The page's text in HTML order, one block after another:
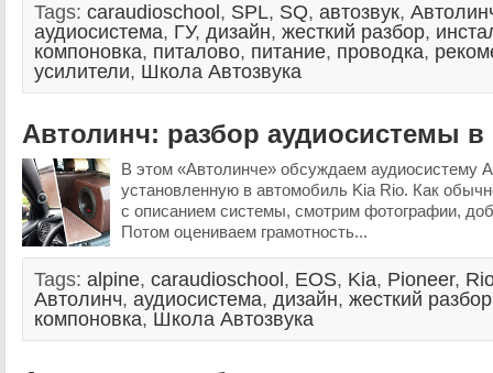
Tags: caraudioschool , SPL, SQ, автозвук,
аудиосистема, ГУ, дизайн, жесткий разбор,
компоновка, питалово, питание, проводка,
усилители, Школа Автозвука
Автолинч: разбор аудиосистемы в
В этом «Автолинче» обсуждаем аудиосистему
установленную в автомобиль Kia Rio. Как
с описанием системы, смотрим фотографии,
Потом оцениваем грамотность...
Tags: alpine, caraudioschool , EOS, Kia, Pioneer,
Автолинч, аудиосистема, дизайн, жесткий разбор
компоновка, Школа Автозвука